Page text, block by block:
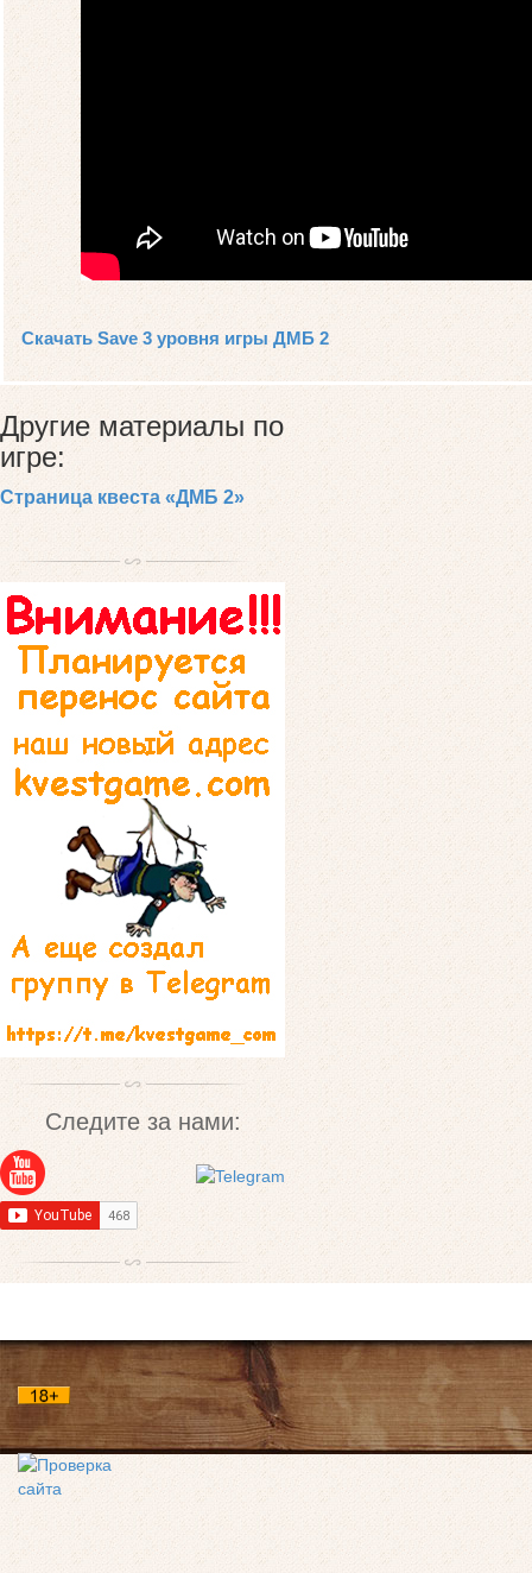
Скачать Save 3 уровня игры ДМБ 2
Другие материалы по
игре:
Страница квеста «ДМБ 2»
Следите за нами: